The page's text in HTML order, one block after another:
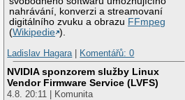
nahrávání, konverzi a streamovaní
digitálního zvuku a obrazu FFmpeg
(Wikipedie ).
Ladislav Hagara| Komentářů: 0
NVIDIA sponzorem služby Linux
Vendor Firmware Service (LVFS)
4.8. 20:11 | Komunita